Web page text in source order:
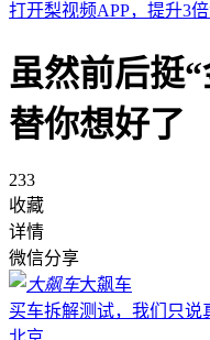
打开梨视频APP，提升3
虽然前后挺
替你想好了
233
收藏
详情
微信分享
大飙车
买车拆解测试，我们只说